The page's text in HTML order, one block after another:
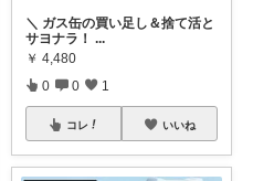
​＼ ガス缶の買い足し＆捨て活と
サヨナラ！ ...
￥ 4,480
0 0 1
コレ いいね